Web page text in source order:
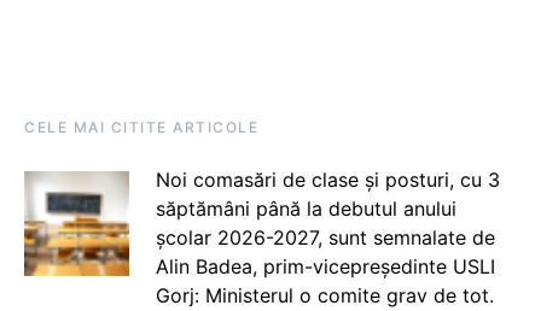
CELE MAI CITITE ARTICOLE
Noi comasări de clase și posturi, cu 3
săptămâni până la debutul anului
școlar 2026-2027, sunt semnalate de
Alin Badea, prim-vicepreședinte USLI
Gorj: Ministerul o comite grav de tot.